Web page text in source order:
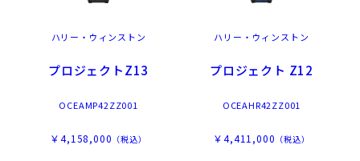
ハリー・ウィンストン
プロジェクトZ13
OCEAMP42ZZ001
￥4,158,000 （税込）
ハリー・ウィンストン
プロジェクト Z12
OCEAHR42ZZ001
￥4,411,000 （税込）